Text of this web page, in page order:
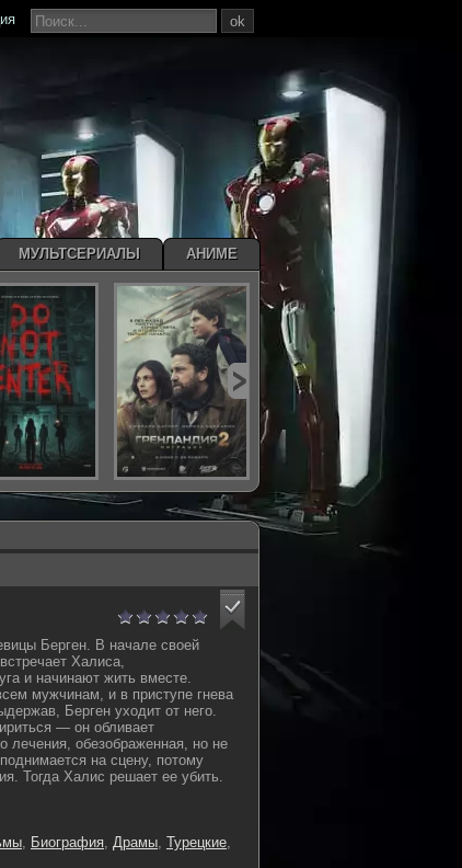
Берген. В начале своей
Халиса,
и начинают жить вместе.
мужчинам, и в приступе гнева
Берген уходит от него.
— он обливает
лечения, обезображенная, но не
на сцену, потому
Тогда Халис решает ее убить.
, Биография, Драмы, Турецкие,
ok
МУЛЬТСЕРИАЛЫ АНИМЕ